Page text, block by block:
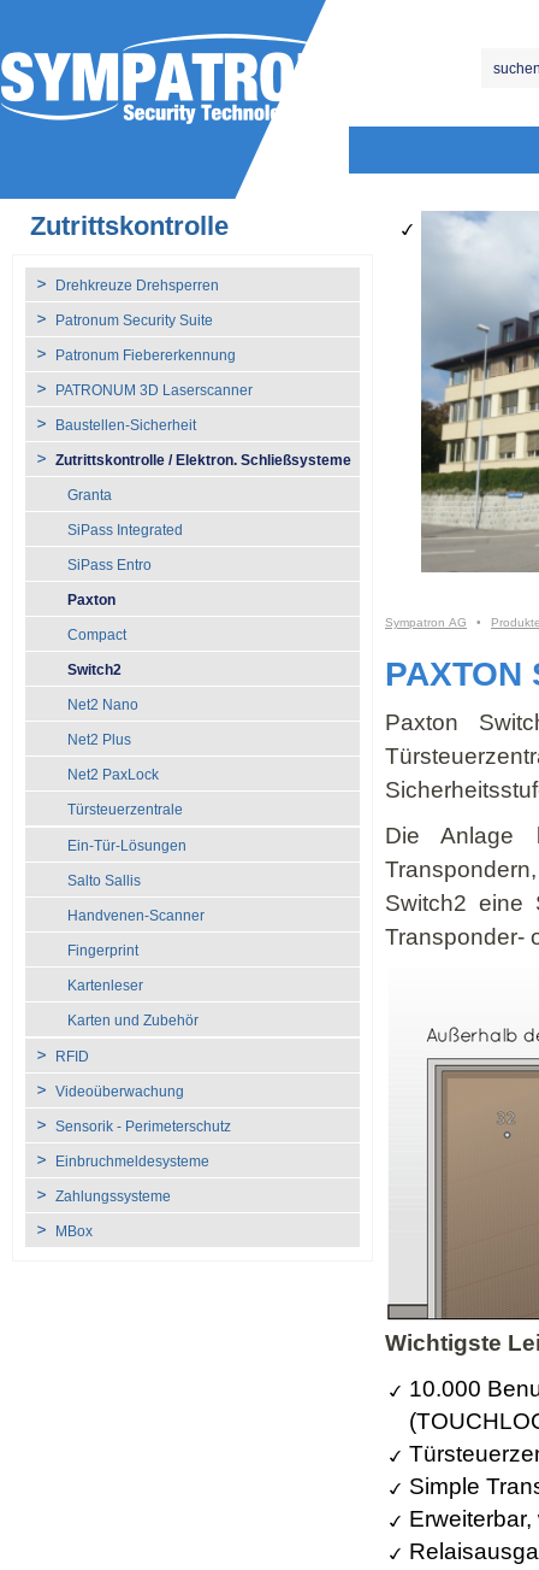
Zutrittskontrolle
Drehkreuze Drehsperren
Patronum Security Suite
Patronum Fiebererkennung
PATRONUM 3D Laserscanner
Baustellen-Sicherheit
Zutrittskontrolle / Elektron. Schließsysteme
Granta
SiPass Integrated
SiPass Entro
Paxton
Compact
Switch2
Net2 Nano
Net2 Plus
Net2 PaxLock
Türsteuerzentrale
Ein-Tür-Lösungen
Salto Sallis
Handvenen-Scanner
Fingerprint
Kartenleser
Karten und Zubehör
RFID
Videoüberwachung
Sensorik - Perimeterschutz
Einbruchmeldesysteme
Zahlungssysteme
MBox
PAXTON
Paxton
Die Anlage
Switch2 eine
Transponder-
Wichtigste
10.000
Simple
Sympatron AG •